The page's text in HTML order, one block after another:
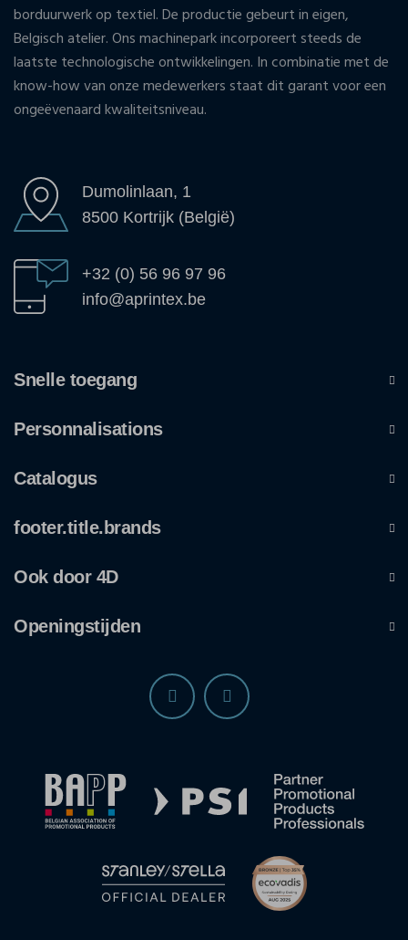
borduurwerk op textiel. De productie gebeurt in eigen,
Belgisch atelier. Ons machinepark incorporeert steeds de
laatste technologische ontwikkelingen. In combinatie met de
know-how van onze medewerkers staat dit garant voor een
ongeëvenaard kwaliteitsniveau.
Dumolinlaan, 1
8500 Kortrijk (België)
+32 (0) 56 96 97 96
info@aprintex.be
Snelle toegang
Personnalisations
Catalogus
footer.title.brands
Ook door 4D
Openingstijden